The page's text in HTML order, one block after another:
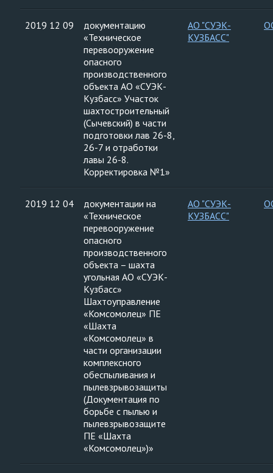
2019 12 09
документацию
«Техническое
перевооружение
опасного
производственного
объекта АО «СУЭК-
Кузбасс» Участок
шахтостроительный
(Сычевский) в части
подготовки лав 26-8,
26-7 и отработки
лавы 26-8.
Корректировка №1»
АО "СУЭК-
КУЗБАСС"
2019 12 04
документации на
«Техническое
перевооружение
опасного
производственного
объекта – шахта
угольная АО «СУЭК-
Кузбасс»
Шахтоуправление
«Комсомолец» ПЕ
«Шахта
«Комсомолец» в
части организации
комплексного
обеспыливания и
пылевзрывозащиты
(Документация по
борьбе с пылью и
пылевзрывозащите
ПЕ «Шахта
«Комсомолец»)»
АО "СУЭК-
КУЗБАСС"